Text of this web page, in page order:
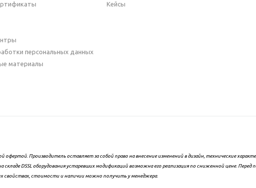
персональных данных
материалы
Кейсы
офертой. Производитель оставляет за собой право на внесение изменений в дизайн, технические
DSSL оборудования устаревших модификаций возможна его реализация по сниженной цене.
свойствах, стоимости и наличии можно получить у менеджера.